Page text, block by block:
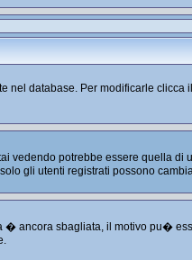
nel database. Per modificarle clicca
vedendo potrebbe essere quella
gli utenti registrati possono
� ancora sbagliata, il motivo pu�